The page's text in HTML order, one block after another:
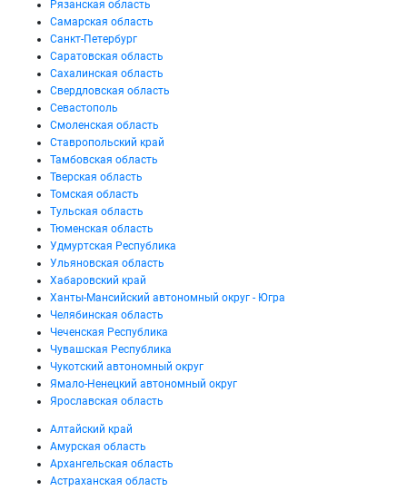
Рязанская область
Самарская область
Санкт-Петербург
Саратовская область
Сахалинская область
Свердловская область
Севастополь
Смоленская область
Ставропольский край
Тамбовская область
Тверская область
Томская область
Тульская область
Тюменская область
Удмуртская Республика
Ульяновская область
Хабаровский край
Ханты-Мансийский автономный округ - Югра
Челябинская область
Чеченская Республика
Чувашская Республика
Чукотский автономный округ
Ямало-Ненецкий автономный округ
Ярославская область
Алтайский край
Амурская область
Архангельская область
Астраханская область